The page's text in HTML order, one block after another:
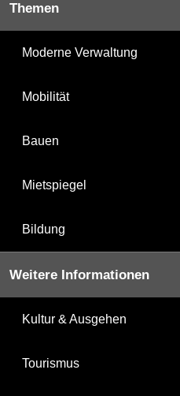
Themen
Moderne Verwaltung
Mobilität
Bauen
Mietspiegel
Bildung
Weitere Informationen
Kultur & Ausgehen
Tourismus